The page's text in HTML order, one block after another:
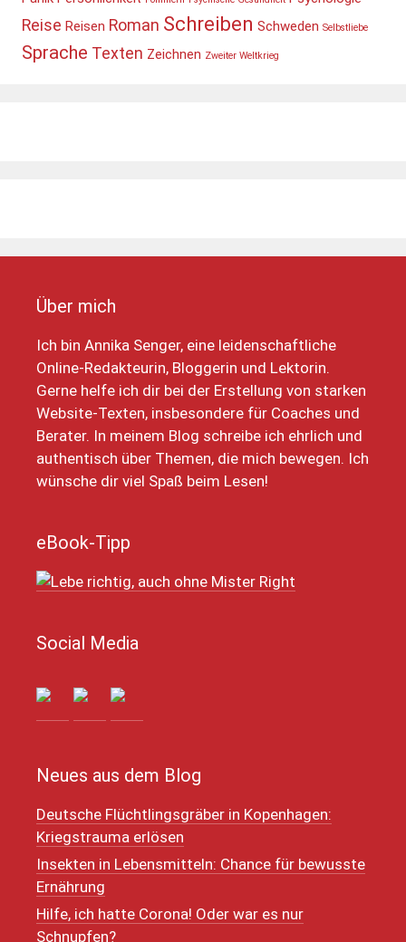
Reise Reisen Roman Schreiben Schweden Selbstliebe
Sprache Texten Zeichnen Zweiter Weltkrieg
Über mich
Ich bin Annika Senger, eine leidenschaftliche
Online-Redakteurin, Bloggerin und Lektorin.
Gerne helfe ich dir bei der Erstellung von starken
Website-Texten, insbesondere für Coaches und
Berater. In meinem Blog schreibe ich ehrlich und
authentisch über Themen, die mich bewegen. Ich
wünsche dir viel Spaß beim Lesen!
eBook-Tipp
Social Media
Neues aus dem Blog
Deutsche Flüchtlingsgräber in Kopenhagen:
Kriegstrauma erlösen
Insekten in Lebensmitteln: Chance für bewusste
Ernährung
Hilfe, ich hatte Corona! Oder war es nur
Schnupfen?